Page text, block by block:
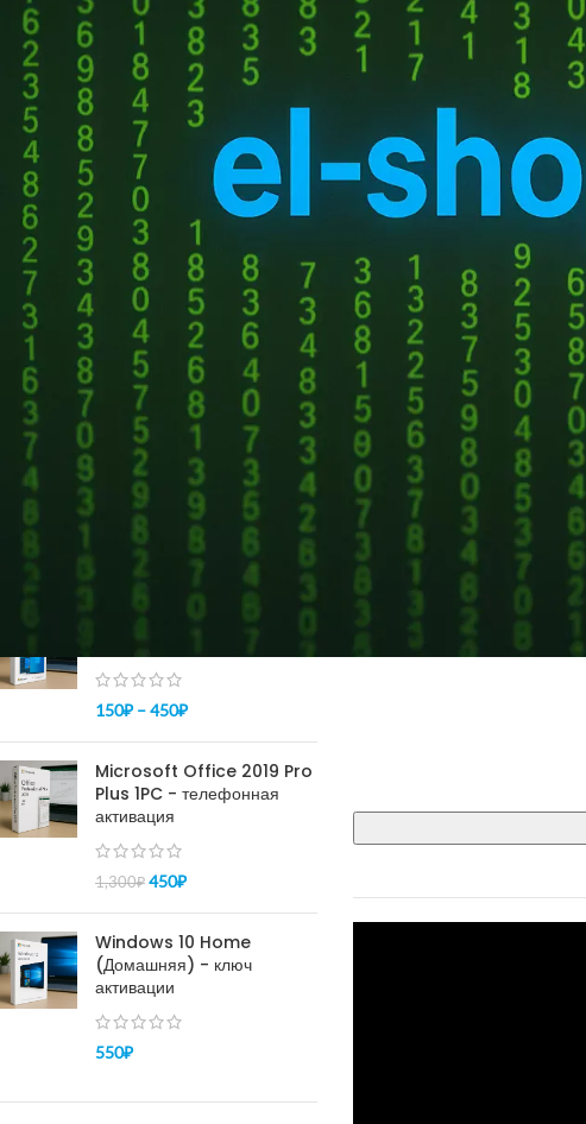
Купить токены для получения кодов
подтверждения
НОВЫЕ КОММЕНТАРИИ
Vlad Zorky к записи
Недорогие
маршрутизаторы с поддержкой Wi-Fi 7:
TP-Link 7DR7270 и 7DR7290.
Сева к записи Недорогие
маршрутизаторы с поддержкой Wi-Fi 7:
TP-Link 7DR7270 и 7DR7290.
Кириллк записи
«М.Видео-
Эльдорадо» открыла магазин в новой
концепции и совместно со Sber
Metaverse Tech и
«СберМаркетингом» запустила ИИ-
консультанта «Эм.Ви»
ПОПУЛЯРНОЕ
Купить ключ Windows 10
pro - активация 100%
150₽ –450₽
Microsoft Office 2019 Pro
Plus 1PC - телефонная
активация
1,300₽ 450₽
Windows 10 Home
(Домашняя) - ключ
активации
550₽
Ваше имя
Введите в поле полную
Укажите ссылку на
Тип подписки
Личный план PLUS на
Бизнес план TEAM (2
Комментарий
По желанию